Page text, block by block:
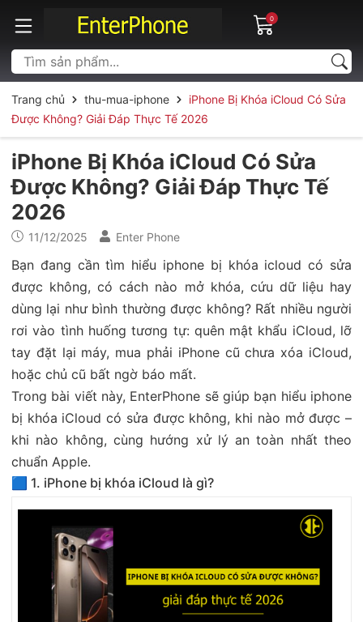
0
Trang chủ thu-mua-iphone
iPhone Bị Khóa iCloud Có Sửa
Được Không? Giải Đáp Thực Tế 2026
iPhone Bị Khóa iCloud Có Sửa
Được Không? Giải Đáp Thực Tế
2026
11/12/2025 Enter Phone
Bạn đang cần tìm hiểu iphone bị khóa icloud có sửa
được không, có cách nào mở khóa, cứu dữ liệu hay
dùng lại như bình thường được không? Rất nhiều người
rơi vào tình huống tương tự: quên mật khẩu iCloud, lỡ
tay đặt lại máy, mua phải iPhone cũ chưa xóa iCloud,
hoặc chủ cũ bất ngờ báo mất.
Trong bài viết này, EnterPhone sẽ giúp bạn hiểu iphone
bị khóa iCloud có sửa được không, khi nào mở được –
khi nào không, cùng hướng xử lý an toàn nhất theo
chuẩn Apple.
🟦 1. iPhone bị khóa iCloud là gì?